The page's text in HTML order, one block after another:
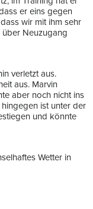
er eins gegen
wir mit ihm sehr
über Neuzugang
verletzt aus.
aus. Marvin
aber noch nicht ins
ist unter der
und könnte
Wetter in